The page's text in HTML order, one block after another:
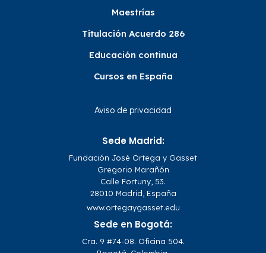
Maestrías
Titulación Acuerdo 286
Educación continua
Cursos en España
Aviso de privacidad
Sede Madrid:
Fundación José Ortega y Gasset
Gregorio Marañón
Calle Fortuny, 53.
28010 Madrid, España
www.ortegaygasset.edu
Sede en Bogotá:
Cra. 9 #74-08. Oficina 504.